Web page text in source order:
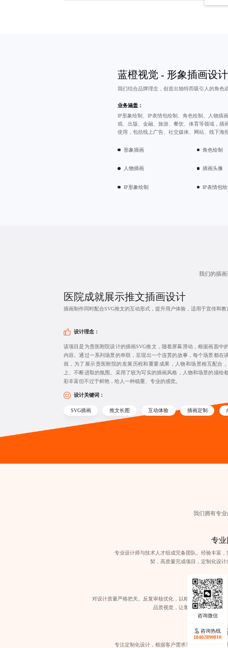
蓝橙视觉 - 形象插画设计
我们结合品牌理念，创造出独特而吸引人的角色
业务涵盖：
IP形象绘制、IP表情包绘制、角色绘制、人物插
戏、出版、金融、旅游、餐饮、体育等领域，插
使用，包括线上广告、社交媒体、网站、线下海
形象插画 角色绘制
人物插画 插画头像
IP形象绘制 IP表情包
我们的插
医院成就展示推文插画设计
插画制作同时配合SVG推文的互动形式，提升用户体验，适用于宣传和
设计理念：
该项目是为贵医附院设计的插画SVG推文，随着屏幕滑动，根据画面中
内容。通过一系列场景的串联，呈现出一个连贯的故事，每个场景都在
就，为了展示贵医附院的发展历程和重要成果，人物和场景相互配合
上、不断进取的氛围。采用了较为写实的插画风格，人物和场景的描绘
彩丰富但不过于鲜艳，给人一种稳重、专业的感觉。
设计关键词：
SVG插画 推文长图 互动体验 插画定制
我们拥有专
专业
专业设计师与技术人才组成完备团队。经验丰富，
契，高质量完成项目， 定制化设计
质量保证
对设计质量严格把关。反复审核优化，以精湛技艺打造高
品质视觉，让客户放心满意。
定制
专注定制化设计，根据客户需求与品牌特点，精心
咨询热线
17723342546
咨询热线
18402890810